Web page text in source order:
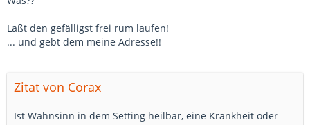
Laßt den gefälligst frei rum laufen!
... und gebt dem meine Adresse!!
Zitat von Corax
Ist Wahnsinn in dem Setting heilbar, eine Krankheit oder